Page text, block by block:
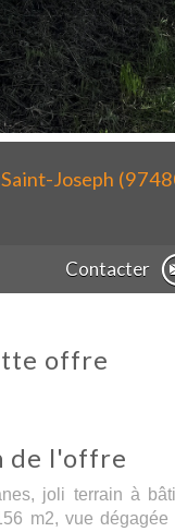
Joseph
Contacter
offre
de l'offre
joli terrain à
m2, vue dégagée